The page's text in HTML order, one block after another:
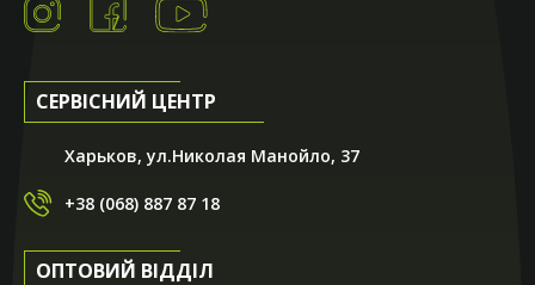
СЕРВІСНИЙ ЦЕНТР
Харьков, ул.Николая Манойло, 37
+38 (068) 887 87 18
ОПТОВИЙ ВІДДІЛ